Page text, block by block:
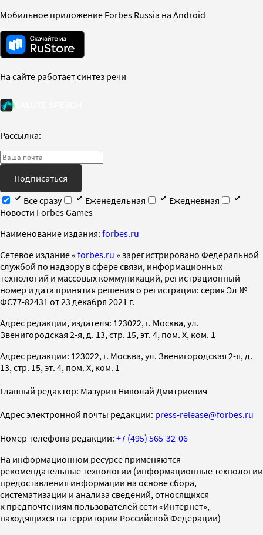
Мобильное приложение Forbes Russia на Android
На сайте работает синтез речи
Рассылка:
Подписаться
Все сразу
Еженедельная
Ежедневная
Новости Forbes Games
Наименование издания: forbes.ru
Cетевое издание « forbes.ru » зарегистрировано Федеральной
службой по надзору в сфере связи, информационных
технологий и массовых коммуникаций, регистрационный
номер и дата принятия решения о регистрации: серия Эл №
ФС77-82431 от 23 декабря 2021 г.
Адрес редакции, издателя: 123022, г. Москва, ул.
Звенигородская 2-я, д. 13, стр. 15, эт. 4, пом. X, ком. 1
Адрес редакции: 123022, г. Москва, ул. Звенигородская 2-я, д.
13, стр. 15, эт. 4, пом. X, ком. 1
Главный редактор: Мазурин Николай Дмитриевич
Адрес электронной почты редакции: press-release@forbes.ru
Номер телефона редакции: +7 (495) 565-32-06
На информационном ресурсе применяются
рекомендательные технологии (информационные технологии
предоставления информации на основе сбора,
систематизации и анализа сведений, относящихся
к предпочтениям пользователей сети «Интернет»,
находящихся на территории Российской Федерации)